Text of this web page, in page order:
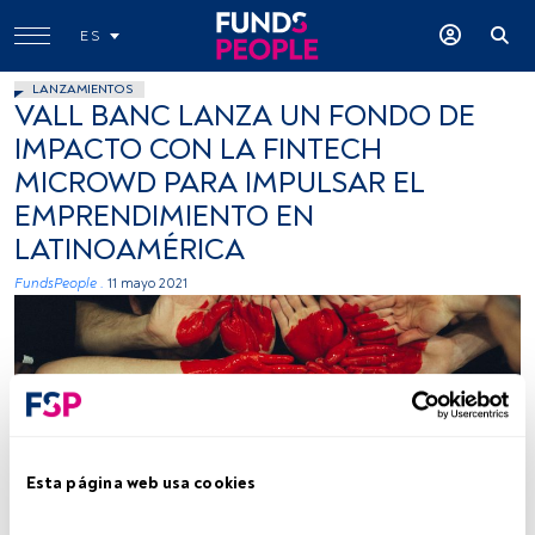
Esta página web usa cookies
ES
LANZAMIENTOS
VALL BANC LANZA UN FONDO DE
IMPACTO CON LA FINTECH
MICROWD PARA IMPULSAR EL
EMPRENDIMIENTO EN
LATINOAMÉRICA
FundsPeople . 11 mayo 2021
Tim Marshall (Unsplash)